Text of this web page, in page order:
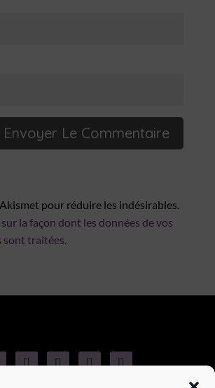
pour réduire les indésirables.
la façon dont les données de vos
sont traitées.